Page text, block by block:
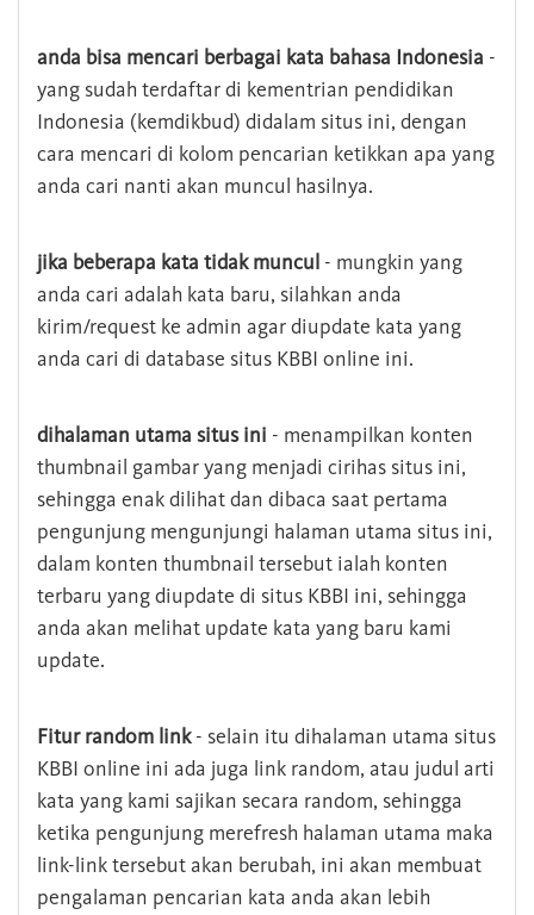
anda bisa mencari berbagai kata bahasa Indonesia -
yang sudah terdaftar di kementrian pendidikan
Indonesia (kemdikbud) didalam situs ini, dengan
cara mencari di kolom pencarian ketikkan apa yang
anda cari nanti akan muncul hasilnya.
jika beberapa kata tidak muncul - mungkin yang
anda cari adalah kata baru, silahkan anda
kirim/request ke admin agar diupdate kata yang
anda cari di database situs KBBI online ini.
dihalaman utama situs ini - menampilkan konten
thumbnail gambar yang menjadi cirihas situs ini,
sehingga enak dilihat dan dibaca saat pertama
pengunjung mengunjungi halaman utama situs ini,
dalam konten thumbnail tersebut ialah konten
terbaru yang diupdate di situs KBBI ini, sehingga
anda akan melihat update kata yang baru kami
update.
Fitur random link- selain itu dihalaman utama situs
KBBI online ini ada juga link random, atau judul arti
kata yang kami sajikan secara random, sehingga
ketika pengunjung merefresh halaman utama maka
link-link tersebut akan berubah, ini akan membuat
pengalaman pencarian kata anda akan lebih